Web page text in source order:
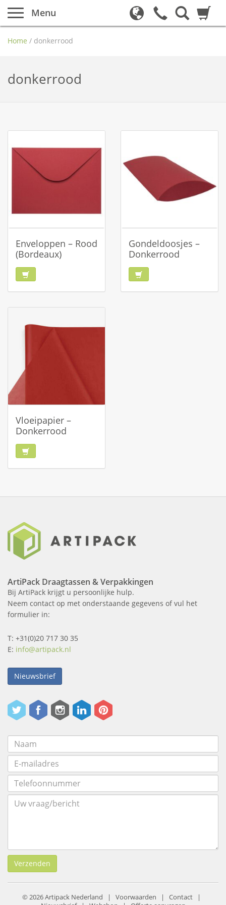
Menu
Home / donkerrood
donkerrood
Enveloppen – Rood
(Bordeaux)
Gondeldoosjes –
Donkerrood
Vloeipapier –
Donkerrood
ArtiPack Draagtassen & Verpakkingen
Bij ArtiPack krijgt u persoonlijke hulp.
Neem contact op met onderstaande gegevens of vul het
formulier in:
T: +31(0)20 717 30 35
E: info@artipack.nl
Nieuwsbrief
Verzenden
© 2026 Artipack Nederland | Voorwaarden | Contact |